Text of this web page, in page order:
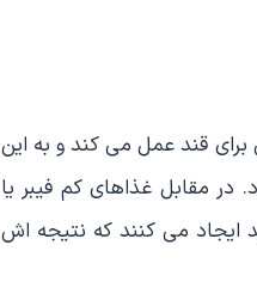
برای قند عمل می کند و به این
مقابل غذاهای کم فیبر یا
ایجاد می کنند که نتیجه اش